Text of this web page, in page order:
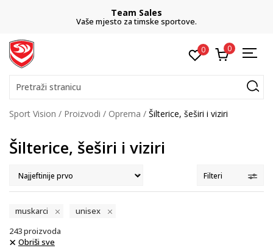
besplatno preuzimanje
0 0
Pretraži stranicu
Sport Vision Proizvodi Oprema Šilterice, šeširi i viziri
Šilterice, šeširi i viziri
Filteri
muskarci
unisex
243proizvoda
Obriši sve